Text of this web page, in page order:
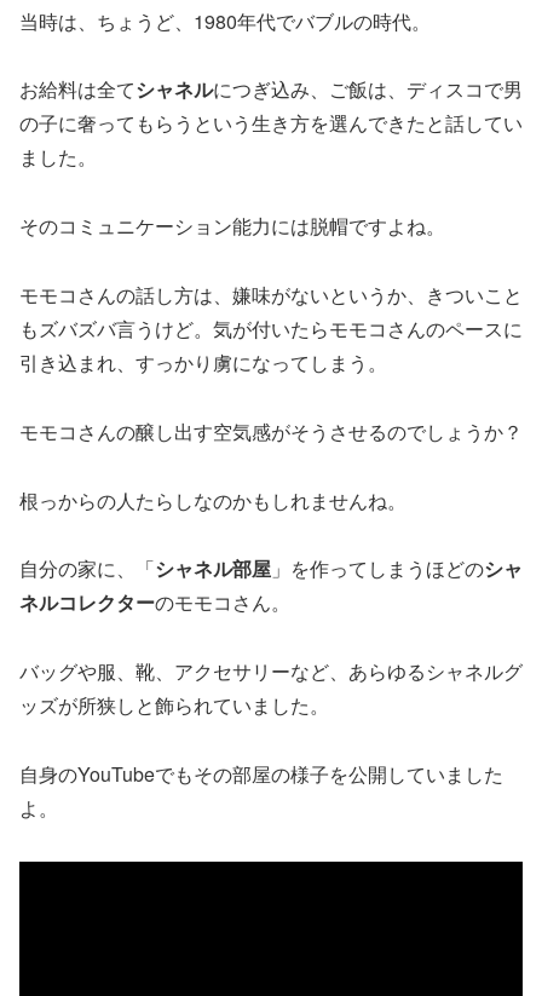
当時は、ちょうど、1980年代でバブルの時代。
お給料は全てシャネルにつぎ込み、ご飯は、ディスコで男
の子に奢ってもらうという生き方を選んできたと話してい
ました。
そのコミュニケーション能力には脱帽ですよね。
モモコさんの話し方は、嫌味がないというか、きついこと
もズバズバ言うけど。気が付いたらモモコさんのペースに
引き込まれ、すっかり虜になってしまう。
モモコさんの醸し出す空気感がそうさせるのでしょうか？
根っからの人たらしなのかもしれませんね。
自分の家に、「シャネル部屋 」を作ってしまうほどのシャ
ネルコレクターのモモコさん。
バッグや服、靴、アクセサリーなど、あらゆるシャネルグ
ッズが所狭しと飾られていました。
自身のYouTubeでもその部屋の様子を公開していました
よ。